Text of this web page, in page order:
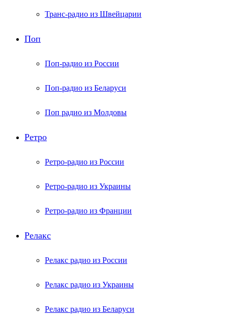
Транс-радио из Швейцарии
Поп
Поп-радио из России
Поп-радио из Беларуси
Поп радио из Молдовы
Ретро
Ретро-радио из России
Ретро-радио из Украины
Ретро-радио из Франции
Релакс
Релакс радио из России
Релакс радио из Украины
Релакс радио из Беларуси